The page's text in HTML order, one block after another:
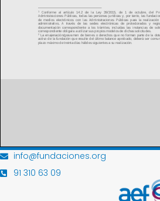
info@fundaciones.org
91 310 63 09